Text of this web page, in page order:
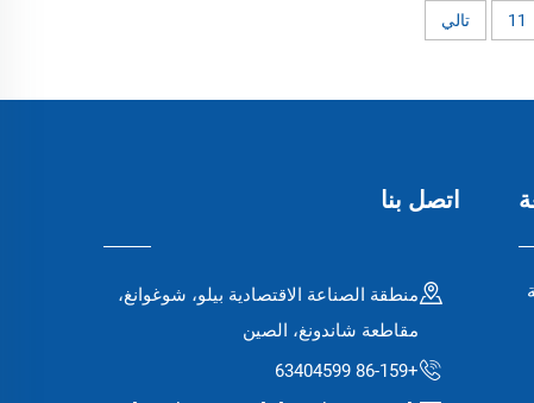
11 تالي
اتصل بنا
منطقة الصناعة الاقتصادية بيلو، شوغوانغ،
مقاطعة شاندونغ، الصين
+86-159 63404599